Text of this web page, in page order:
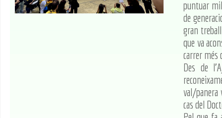
puntuar
de
gran
que va
carrer
Des de
val/panera
cas del